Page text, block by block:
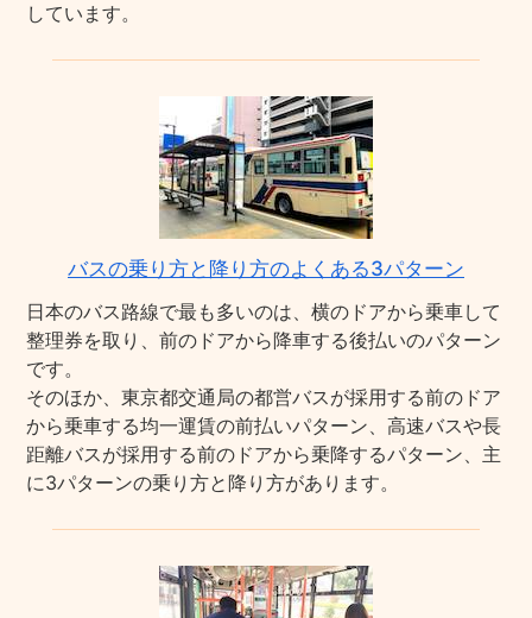
しています。
バスの乗り方と降り方のよくある3パターン
日本のバス路線で最も多いのは、横のドアから乗車して
整理券を取り、前のドアから降車する後払いのパターン
です。
そのほか、東京都交通局の都営バスが採用する前のドア
から乗車する均一運賃の前払いパターン、高速バスや長
距離バスが採用する前のドアから乗降するパターン、主
に3パターンの乗り方と降り方があります。